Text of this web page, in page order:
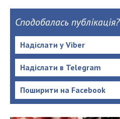
Сподобалась публікація?
Надіслати у Viber
Надіслати в Telegram
Поширити на Facebook